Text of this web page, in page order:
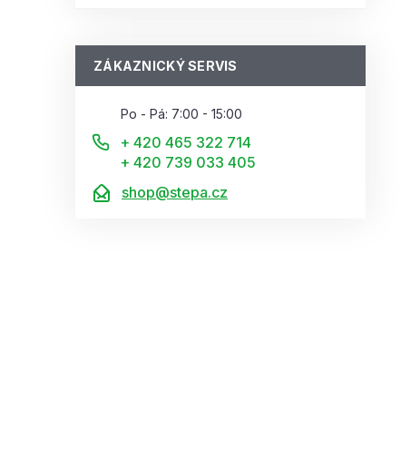
ZÁKAZNICKÝ SERVIS
Po - Pá: 7:00 - 15:00
+ 420 465 322 714
+ 420 739 033 405
shop@stepa.cz